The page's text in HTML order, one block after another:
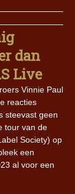
dan
Live
Vinnie Paul
reacties
steevast geen
tour van de
Society) op
een
al voor een